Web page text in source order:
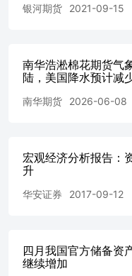
构”）发送本报告
户提供的投资建议
为该机构之客户因
银河期货 2021-09-15
南华浩淞棉花期货
陆，美国降水预计减
南华期货 2026-06-08
宏观经济分析报告：
升
华安证券 2017-09-12
四月我国官方储备资
继续增加